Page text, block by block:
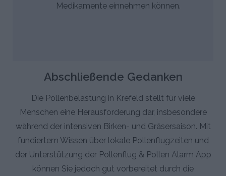
Medikamente einnehmen können.
Abschließende Gedanken
Die Pollenbelastung in Krefeld stellt für viele
Menschen eine Herausforderung dar, insbesondere
während der intensiven Birken- und Gräsersaison. Mit
fundiertem Wissen über lokale Pollenflugzeiten und
der Unterstützung der Pollenflug & Pollen Alarm App
können Sie jedoch gut vorbereitet durch die